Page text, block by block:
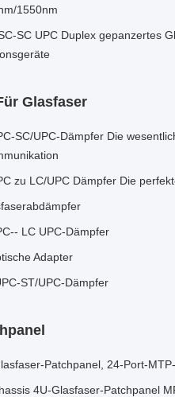
1550nm
SC UPC Duplex gepanzertes
Glasfaser
SC/UPC-Dämpfer Die
zu LC/UPC Dämpfer Die
LC UPC-Dämpfer
Adapter
ST/UPC-Dämpfer
Patchpanel, 24-Port-
4U-Glasfaser-Patchpanel